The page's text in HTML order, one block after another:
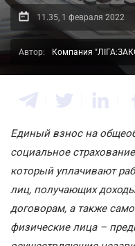
11.35, 1 февраля 2022
Автор: Компания
Единый взнос на
социальное
который уплачивают
лиц, получающих
договорам, а также
физические лица –